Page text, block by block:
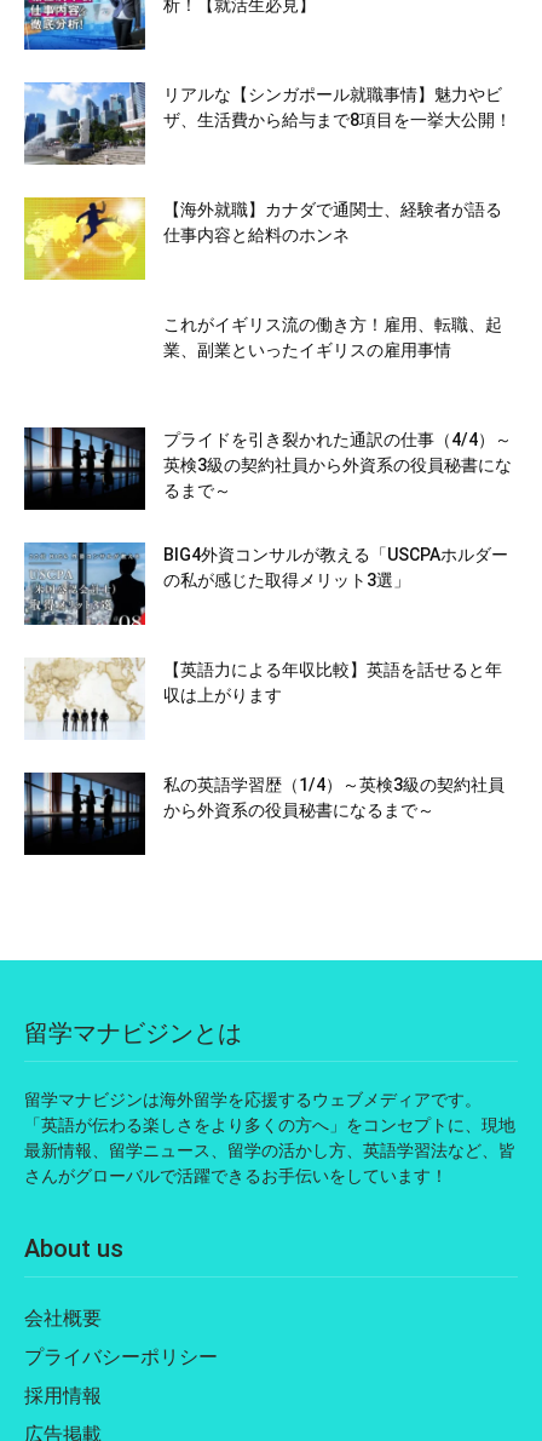
析！【就活生必見】
リアルな【シンガポール就職事情】魅力やビ
ザ、生活費から給与まで8項目を一挙大公開！
【海外就職】カナダで通関士、経験者が語る
仕事内容と給料のホンネ
これがイギリス流の働き方！雇用、転職、起
業、副業といったイギリスの雇用事情
プライドを引き裂かれた通訳の仕事（4/4）～
英検3級の契約社員から外資系の役員秘書にな
るまで～
BIG4外資コンサルが教える「USCPAホルダー
の私が感じた取得メリット3選」
【英語力による年収比較】英語を話せると年
収は上がります
私の英語学習歴（1/4）～英検3級の契約社員
から外資系の役員秘書になるまで～
留学マナビジンとは
留学マナビジンは海外留学を応援するウェブメディアです。
「英語が伝わる楽しさをより多くの方へ」をコンセプトに、現地
最新情報、留学ニュース、留学の活かし方、英語学習法など、皆
さんがグローバルで活躍できるお手伝いをしています！
About us
会社概要
プライバシーポリシー
採用情報
広告掲載